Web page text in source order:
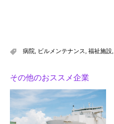
病院, ビルメンテナンス, 福祉施設,
その他のおススメ企業